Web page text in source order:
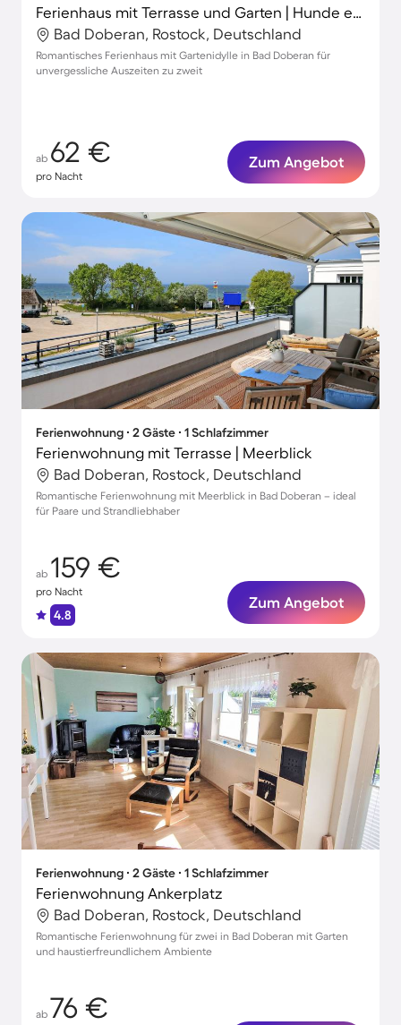
Ferienhaus mit Terrasse und Garten | Hunde erlaubt
Bad Doberan, Rostock, Deutschland
Romantisches Ferienhaus mit Gartenidylle in Bad Doberan für
unvergessliche Auszeiten zu zweit
ab 62 €
pro Nacht
Zum Angebot
Ferienwohnung ∙ 2 Gäste ∙ 1 Schlafzimmer
Ferienwohnung mit Terrasse | Meerblick
Bad Doberan, Rostock, Deutschland
Romantische Ferienwohnung mit Meerblick in Bad Doberan – ideal
für Paare und Strandliebhaber
ab 159 €
pro Nacht
4.8
Zum Angebot
Ferienwohnung ∙ 2 Gäste ∙ 1 Schlafzimmer
Ferienwohnung Ankerplatz
Bad Doberan, Rostock, Deutschland
Romantische Ferienwohnung für zwei in Bad Doberan mit Garten
und haustierfreundlichem Ambiente
ab 76 €